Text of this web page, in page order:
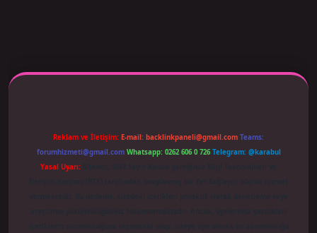
Reklam ve İletişim: E-mail: backlinkpaneli@gmail.com Teams:
forumhizmeti@gmail.com Whatsapp: 0262 606 0 726 Telegram: @karabul
Yasal Uyarı: